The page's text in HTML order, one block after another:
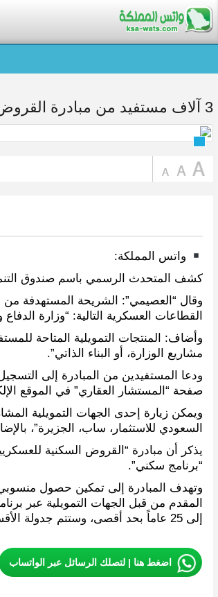
3 آلاف مستفيد من مبادرة القروض السكنية للعسكريين.. هنا التفاصيل
واتس المملكة:
كشف المتحدث الرسمي باسم صندوق
وقال “العصيمي”: الشريحة المستهدفة من
القطاعات العسكرية التالية: “وزارة
وأضاف: المنتجات التمويلية المتاحة
مشاريع الوزارة، أو البناء الذاتي”.
ودعا المستفيدين من المبادرة إلى
صفحة “المستشار العقاري” في الموقع
ويمكن زيارة إحدى الجهات التمويلية
السعودي للاستثمار، ساب، الجزيرة”،
يذكر أن مبادرة “القروض السكنية
“برنامج سكني”.
إلى 25 عاماً بحد أقصى، وستتم جدولة الأقساط بحسب الدخل الشهري للمستفيد حينها.
اضغط هنا | لتصلك الرسائل عبر الواتساب